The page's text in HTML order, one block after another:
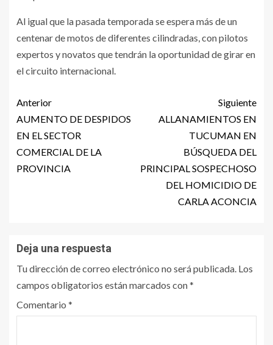
Al igual que la pasada temporada se espera más de un
centenar de motos de diferentes cilindradas, con pilotos
expertos y novatos que tendrán la oportunidad de girar en
el circuito internacional.
Anterior
AUMENTO DE DESPIDOS
EN EL SECTOR
COMERCIAL DE LA
PROVINCIA
Siguiente
ALLANAMIENTOS EN
TUCUMAN EN
BÚSQUEDA DEL
PRINCIPAL SOSPECHOSO
DEL HOMICIDIO DE
CARLA ACONCIA
Deja una respuesta
Tu dirección de correo electrónico no será publicada. Los
campos obligatorios están marcados con*
Comentario *